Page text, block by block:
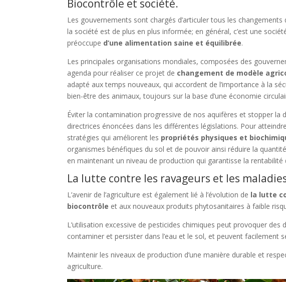
Biocontrôle et société.
Les gouvernements sont chargés d’articuler tous les
la société est de plus en plus informée; en général, c’est une
préoccupe d’une alimentation saine et équilibrée.
Les principales organisations mondiales, composées des
agenda pour réaliser ce projet de changement de modèle
adapté aux temps nouveaux, qui accordent de l’importance à la
bien-être des animaux, toujours sur la base d’une économie
Éviter la contamination progressive de nos aquifères et stopper la
directrices énoncées dans les différentes législations. Pour
stratégies qui améliorent les propriétés physiques et
organismes bénéfiques du sol et de pouvoir ainsi réduire la
en maintenant un niveau de production qui garantisse la rentabilité
La lutte contre les ravageurs et les
L’avenir de l’agriculture est également lié à l’évolution de la lutte
biocontrôle et aux nouveaux produits phytosanitaires à faible
L’utilisation excessive de pesticides chimiques peut provoquer
contaminer et persister dans l’eau et le sol, et peuvent facilement
Maintenir les niveaux de production d’une manière durable et
agriculture.